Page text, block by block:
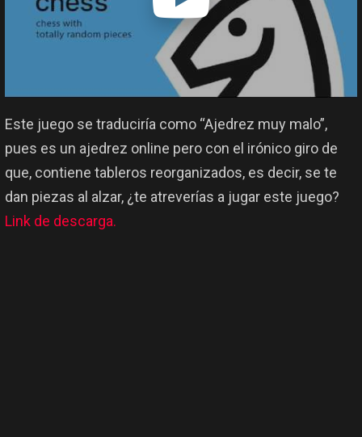
Este juego se traduciría como “Ajedrez muy malo”,
pues es un ajedrez online pero con el irónico giro de
que, contiene tableros reorganizados, es decir, se te
dan piezas al alzar, ¿te atreverías a jugar este juego?
Link de descarga.